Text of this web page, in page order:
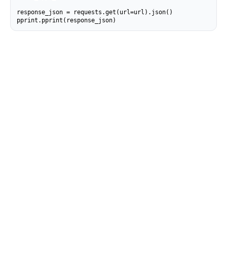
response_json = requests.get(url=url).json()
pprint.pprint(response_json)